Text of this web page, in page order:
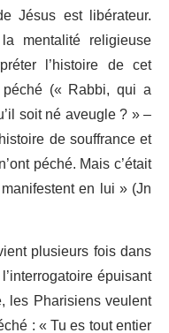
Jésus est libérateur.
mentalité religieuse
l’histoire de cet
(« Rabbi, qui a
soit né aveugle ? » –
de souffrance et
péché. Mais c’était
en lui » (Jn
plusieurs fois dans
épuisant
les Pharisiens veulent
: « Tu es tout entier